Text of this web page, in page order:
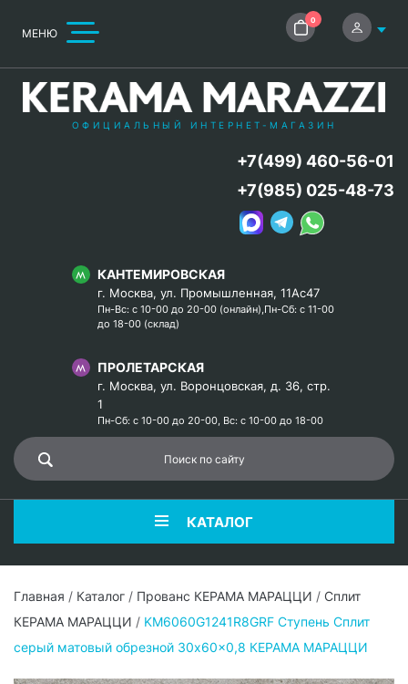
МЕНЮ
0
ОФИЦИАЛЬНЫЙ ИНТЕРНЕТ-МАГАЗИН
КАНТЕМИРОВСКАЯ
г. Москва, ул. Промышленная, 11Ас47
Пн-Вс: с 10-00 до 20-00 (онлайн),Пн-Сб: с 11-00
до 18-00 (склад)
ПРОЛЕТАРСКАЯ
г. Москва, ул. Воронцовская, д. 36, стр.
1
Пн-Сб: с 10-00 до 20-00, Вс: с 10-00 до 18-00
+7(499) 460-56-01
+7(985) 025-48-73
КАТАЛОГ
Главная / Каталог / Прованс КЕРАМА МАРАЦЦИ / Сплит
КЕРАМА МАРАЦЦИ / KM6060G1241R8GRF Ступень Сплит
серый матовый обрезной 30x60x0,8 КЕРАМА МАРАЦЦИ